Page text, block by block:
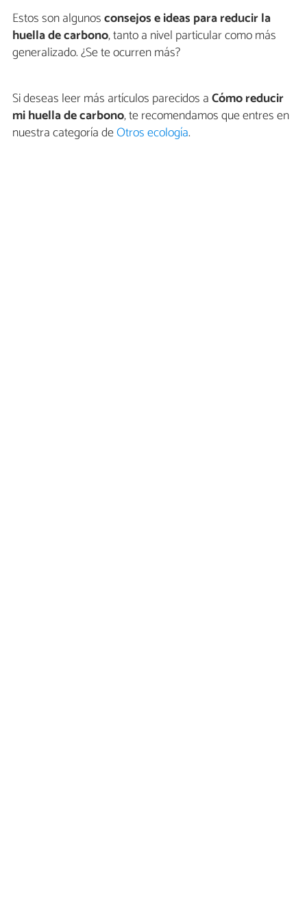
Estos son algunosconsejos e ideas para reducir la
huella de carbono, tanto a nivel particular como más
generalizado. ¿Se te ocurren más?
Si deseas leer más artículos parecidos aCómo reducir
mi huella de carbono, te recomendamos que entres en
nuestra categoría deOtros ecología.